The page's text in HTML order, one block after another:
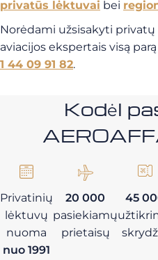
privatūs lėktuvai bei
Norėdami užsisakyti
aviacijos ekspertais visą
1 44 09 91 82.
Kodėl
Privatinių
lėktuvų
nuoma
nuo 1991
20 000
pasiekiamų
prietaisų
45